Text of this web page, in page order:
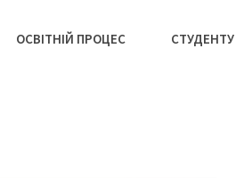
ОСВІТНІЙ ПРОЦЕС СТУДЕНТУ